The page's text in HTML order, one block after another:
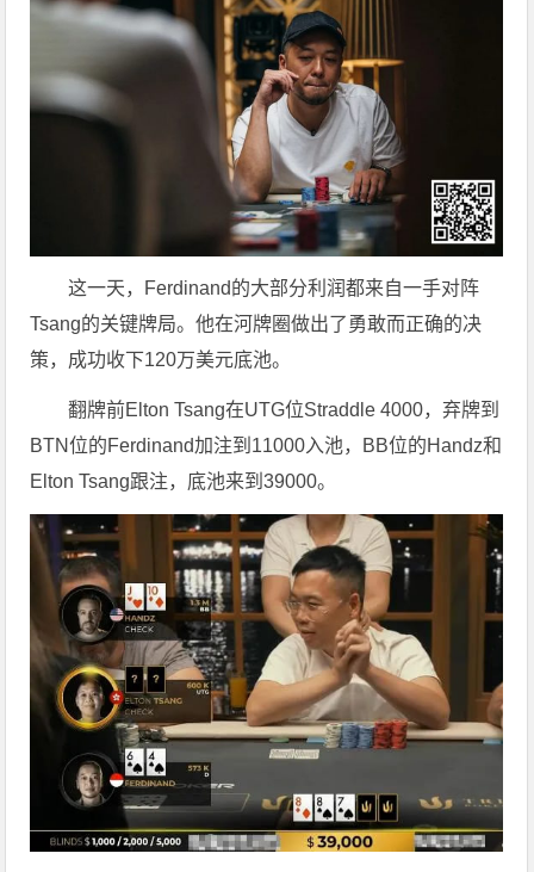
这一天，Ferdinand的大部分利润都来自一手对阵
Tsang的关键牌局。他在河牌圈做出了勇敢而正确的决
策，成功收下120万美元底池。
翻牌前Elton Tsang在UTG位Straddle 4000，弃牌到
BTN位的Ferdinand加注到11000入池，BB位的Handz和
Elton Tsang跟注，底池来到39000。